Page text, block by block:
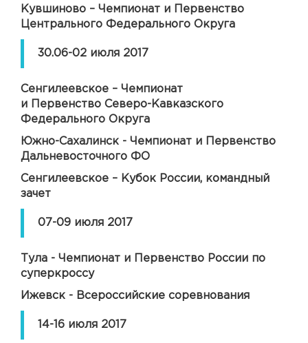
Кувшиново – Чемпионат и Первенство
Центрального Федерального Округа
30.06-02 июля 2017
Сенгилеевское – Чемпионат
и Первенство Северо-Кавказского
Федерального Округа
Южно-Сахалинск - Чемпионат и Первенство
Дальневосточного ФО
Сенгилеевское – Кубок России, командный
зачет
07-09 июля 2017
Тула - Чемпионат и Первенство России по
суперкроссу
Ижевск - Всероссийские соревнования
14-16 июля 2017